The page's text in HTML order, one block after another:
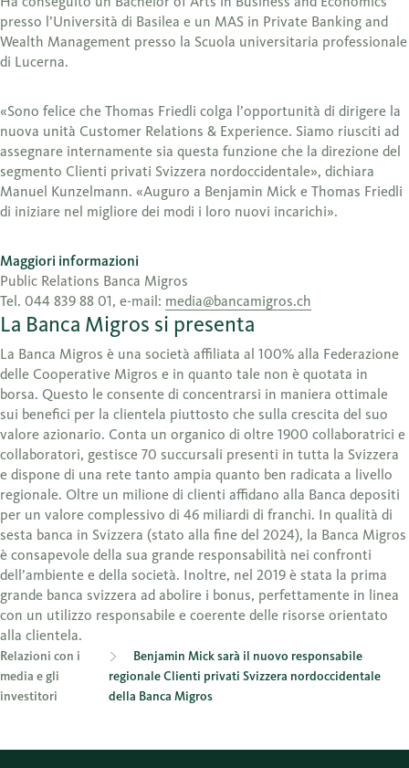
presso l’Università di Basilea e un MAS in Private Banking and
Wealth Management presso la Scuola universitaria professionale
di Lucerna.
«Sono felice che Thomas Friedli colga l’opportunità di dirigere la
nuova unità Customer Relations & Experience. Siamo riusciti ad
assegnare internamente sia questa funzione che la direzione del
segmento Clienti privati Svizzera nordoccidentale», dichiara
Manuel Kunzelmann. «Auguro a Benjamin Mick e Thomas Friedli
di iniziare nel migliore dei modi i loro nuovi incarichi».
Maggiori informazioni
Public Relations Banca Migros
Tel. 044 839 88 01, e-mail: media@bancamigros.ch
La Banca Migros si presenta
La Banca Migros è una società affiliata al 100% alla Federazione
delle Cooperative Migros e in quanto tale non è quotata in
borsa. Questo le consente di concentrarsi in maniera ottimale
sui benefici per la clientela piuttosto che sulla crescita del suo
valore azionario. Conta un organico di oltre 1900 collaboratrici e
collaboratori, gestisce 70 succursali presenti in tutta la Svizzera
e dispone di una rete tanto ampia quanto ben radicata a livello
regionale. Oltre un milione di clienti affidano alla Banca depositi
per un valore complessivo di 46 miliardi di franchi. In qualità di
sesta banca in Svizzera (stato alla fine del 2024), la Banca Migros
è consapevole della sua grande responsabilità nei confronti
dell’ambiente e della società. Inoltre, nel 2019 è stata la prima
grande banca svizzera ad abolire i bonus, perfettamente in linea
con un utilizzo responsabile e coerente delle risorse orientato
alla clientela.
Relazioni con i
media e gli
investitori
Benjamin Mick sarà il nuovo responsabile
regionale Clienti privati Svizzera nordoccidentale
della Banca Migros